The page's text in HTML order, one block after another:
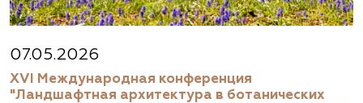
07.05.2026
XVI Международная конференция
"Ландшафтная архитектура в ботанических